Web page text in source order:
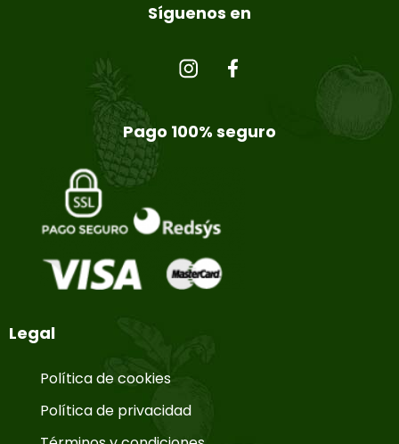
Síguenos en
Pago 100% seguro
Legal
Política de cookies
Política de privacidad